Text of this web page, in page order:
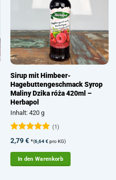
Sirup mit Himbeer-
Hagebuttengeschmack Syrop
Maliny Dzika róża 420ml –
Herbapol
Inhalt: 420 g
Bewertet
mit 5von
5
(1)
2,79€ *(6,64€pro KG)
In den Warenkorb